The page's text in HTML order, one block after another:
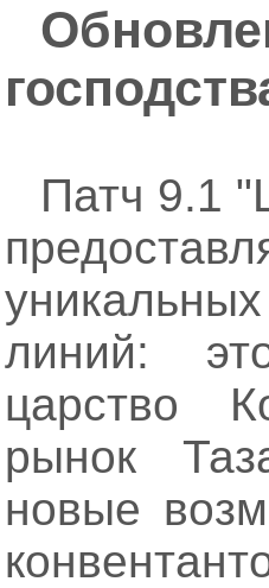
Патч 9.1
линий:
царство
рынок
новые